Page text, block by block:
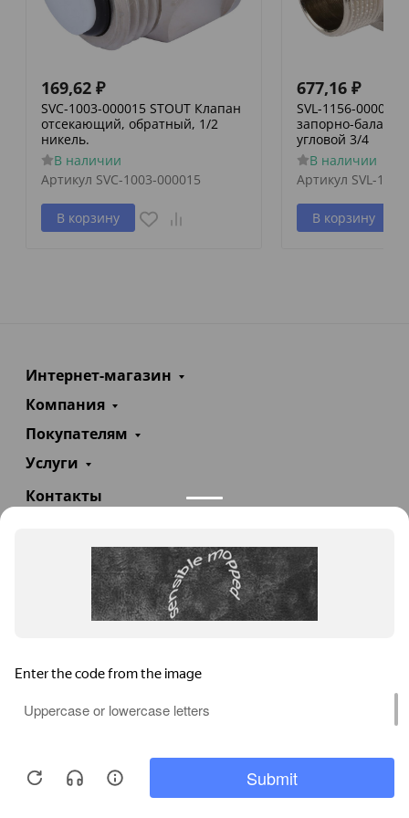
169,62 ₽
SVC-1003-000015 STOUT Клапан
отсекающий, обратный, 1/2
никель.
В наличии
Артикул SVC-1003-000015
В корзину
677,16 ₽
SVL-1156-000020
запорно-
угловой 3/4
В наличии
Артикул SVL-
В корзину
Интернет-магазин
Компания
Покупателям
Услуги
Контакты
info@teploexpert.com
Пн—Сб 09:00 – 18:00
TeploExpert.com © 2008 - 2026 Оборудование для
систем отопления, водоснабжения, канализации